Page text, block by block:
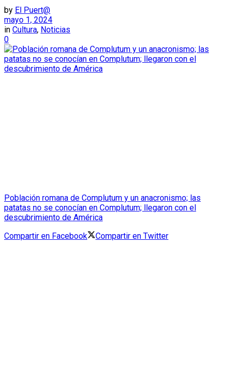
by El Puert@
mayo 1, 2024
in Cultura, Noticias
0
Población romana de Complutum y un anacronismo; las
patatas no se conocían en Complutum; llegaron con el
descubrimiento de América
Compartir en Facebook
Compartir en Twitter